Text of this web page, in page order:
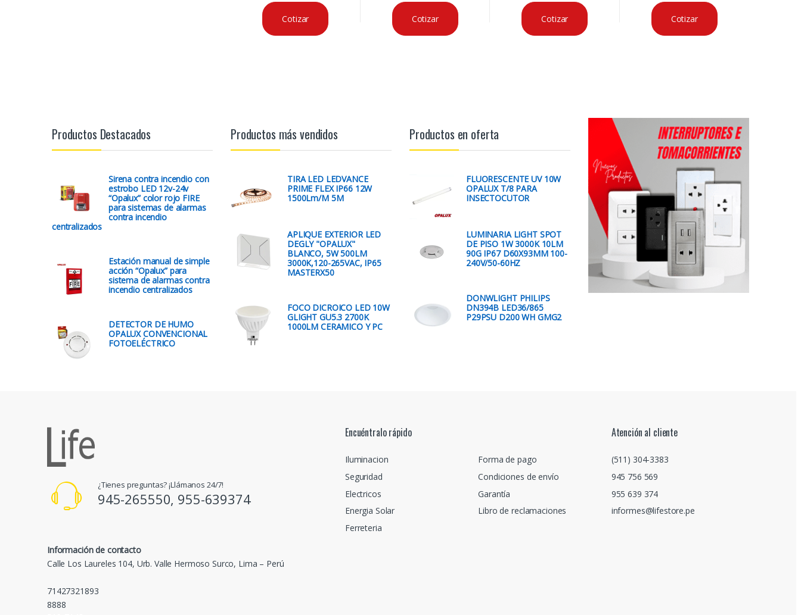
Cotizar Cotizar Cotizar Cotizar
Productos Destacados
Sirena contra incendio con
estrobo LED 12v-24v
“Opalux” color rojo FIRE
para sistemas de alarmas
contra incendio
centralizados
Estación manual de simple
acción “Opalux” para
sistema de alarmas contra
incendio centralizados
DETECTOR DE HUMO
OPALUX CONVENCIONAL
FOTOELÉCTRICO
Productos más vendidos
TIRA LED LEDVANCE
PRIME FLEX IP66 12W
1500Lm/M 5M
APLIQUE EXTERIOR LED
DEGLY "OPALUX"
BLANCO, 5W 500LM
3000K,120-265VAC, IP65
MASTERX50
FOCO DICROICO LED 10W
GLIGHT GU5.3 2700K
1000LM CERAMICO Y PC
Productos en oferta
FLUORESCENTE UV 10W
OPALUX T/8 PARA
INSECTOCUTOR
LUMINARIA LIGHT SPOT
DE PISO 1W 3000K 10LM
90G IP67 D60X93MM 100-
240V/50-60HZ
DONWLIGHT PHILIPS
DN394B LED36/865
P29PSU D200 WH GMG2
¿Tienes preguntas? ¡Llámanos 24/7!
945-265550, 955-639374
Información de contacto
Calle Los Laureles 104, Urb. Valle Hermoso Surco, Lima – Perú
71427321893
8888
Encuéntralo rápido
Iluminacion
Seguridad
Electricos
Energia Solar
Ferreteria
Forma de pago
Condiciones de envío
Garantía
Libro de reclamaciones
Atención al cliente
(511) 304-3383
945 756 569
955 639 374
informes@lifestore.pe